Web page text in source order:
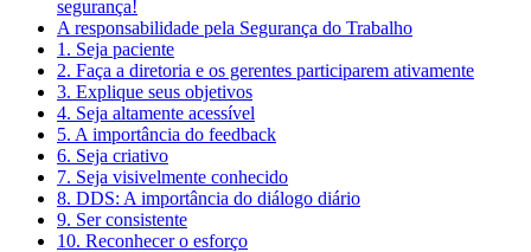
segurança!
A responsabilidade pela Segurança do Trabalho
1. Seja paciente
2. Faça a diretoria e os gerentes participarem ativamente
3. Explique seus objetivos
4. Seja altamente acessível
5. A importância do feedback
6. Seja criativo
7. Seja visivelmente conhecido
8. DDS: A importância do diálogo diário
9. Ser consistente
10. Reconhecer o esforço